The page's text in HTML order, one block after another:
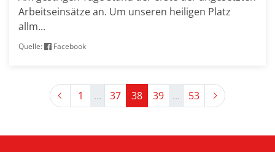
Arbeitseinsätze an. Um unseren heiligen Platz
allm...
Quelle: Facebook
Previous
1 ... 37 38 39 ... 53 Next